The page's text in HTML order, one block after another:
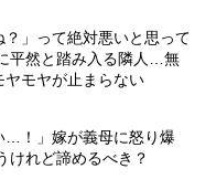
？」って絶対悪いと思って
平然と踏み入る隣人…無
モヤが止まらない
…！」嫁が義母に怒り爆
けれど諦めるべき？